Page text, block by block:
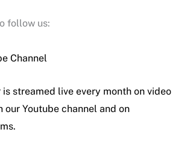
follow us:
Channel
is streamed live every month on video
our Youtube channel and on